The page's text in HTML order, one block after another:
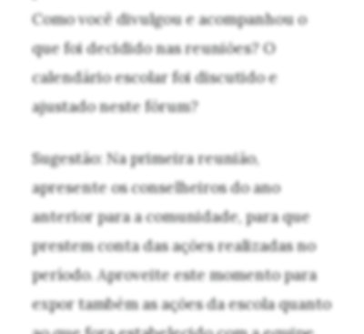
Como você divulgou e acompanhou o
que foi decidido nas reuniões? O
calendário escolar foi discutido e
ajustado neste fórum?
Sugestão: Na primeira reunião,
apresente os conselheiros do ano
anterior para a comunidade, para que
prestem conta das ações realizadas no
período. Aproveite este momento para
expor também as ações da escola quanto